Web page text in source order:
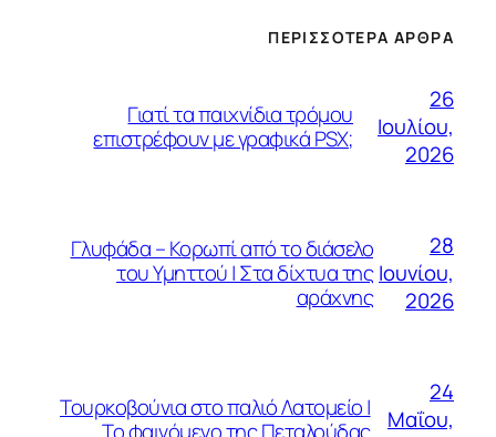
ΠΕΡΙΣΣΌΤΕΡΑ ΆΡΘΡΑ
Γιατί τα παιχνίδια τρόμου
επιστρέφουν με γραφικά PSX;
26
Ιουλίου,
2026
Γλυφάδα – Κορωπί από το διάσελο
του Υμηττού | Στα δίχτυα της
αράχνης
28
Ιουνίου,
2026
Τουρκοβούνια στο παλιό Λατομείο |
24
Μαΐου,